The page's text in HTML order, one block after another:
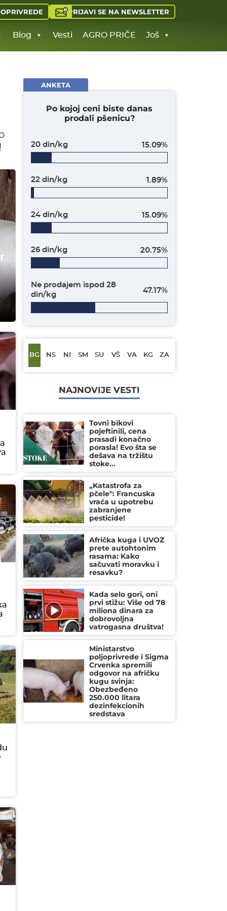
PRIJAVI SE NA NEWSLETTER
Blog Vesti AGRO PRIČE Još
ANKETA
Po kojoj ceni biste danas
prodali pšenicu?
15.09%
20 din/kg
1.89%
22 din/kg
15.09%
24 din/kg
20.75%
26 din/kg
47.17%
Ne prodajem ispod 28
din/kg
BG NS NI SM SU VŠ VA KG ZA
NAJNOVIJE VESTI
Tovni bikovi
pojeftinili, cena
prasadi konačno
porasla! Evo šta se
dešava na tržištu
stoke...
„Katastrofa za
pčele": Francuska
vraća u upotrebu
zabranjene
pesticide!
Afrička kuga i UVOZ
prete autohtonim
rasama: Kako
sačuvati moravku i
resavku?
Kada selo gori, oni
prvi stižu: Više od 78
miliona dinara za
dobrovoljna
vatrogasna društva!
Ministarstvo
poljoprivrede i Sigma
Crvenka spremili
odgovor na afričku
kugu svinja:
Obezbeđeno
250.000 litara
dezinfekcionih
sredstava